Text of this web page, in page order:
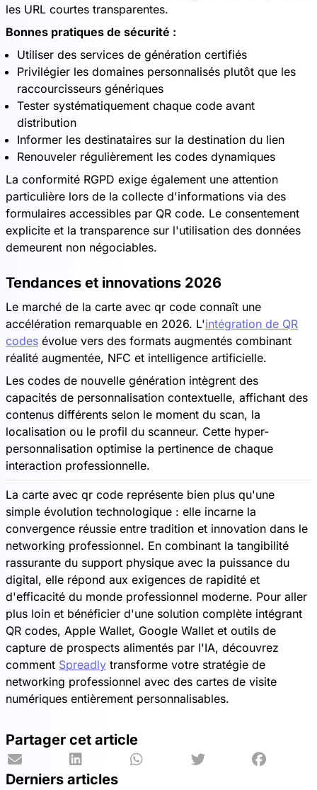
les URL courtes transparentes.
Bonnes pratiques de sécurité :
Utiliser des services de génération certifiés
Privilégier les domaines personnalisés plutôt que les
raccourcisseurs génériques
Tester systématiquement chaque code avant
distribution
Informer les destinataires sur la destination du lien
Renouveler régulièrement les codes dynamiques
La conformité RGPD exige également une attention
particulière lors de la collecte d'informations via des
formulaires accessibles par QR code. Le consentement
explicite et la transparence sur l'utilisation des données
demeurent non négociables.
Tendances et innovations 2026
Le marché de la carte avec qr code connaît une
accélération remarquable en 2026. L'intégration de QR
codes évolue vers des formats augmentés combinant
réalité augmentée, NFC et intelligence artificielle.
Les codes de nouvelle génération intègrent des
capacités de personnalisation contextuelle, affichant des
contenus différents selon le moment du scan, la
localisation ou le profil du scanneur. Cette hyper-
personnalisation optimise la pertinence de chaque
interaction professionnelle.
La carte avec qr code représente bien plus qu'une
simple évolution technologique : elle incarne la
convergence réussie entre tradition et innovation dans le
networking professionnel. En combinant la tangibilité
rassurante du support physique avec la puissance du
digital, elle répond aux exigences de rapidité et
d'efficacité du monde professionnel moderne. Pour aller
plus loin et bénéficier d'une solution complète intégrant
QR codes, Apple Wallet, Google Wallet et outils de
capture de prospects alimentés par l'IA, découvrez
comment Spreadly transforme votre stratégie de
networking professionnel avec des cartes de visite
numériques entièrement personnalisables.
Partager cet article
Derniers articles